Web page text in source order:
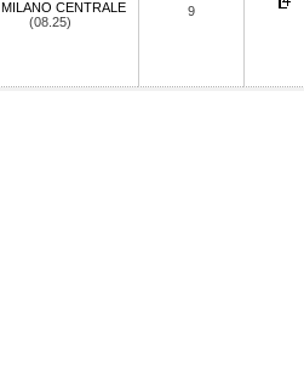
MILANO CENTRALE
(08.25)
9